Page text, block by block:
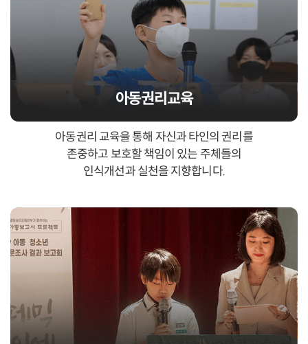
아동권리교육
아동권리 교육을 통해 자신과 타인의 권리를
존중하고 보호할 책임이 있는 주체들의
인식개선과 실천을 지향합니다.